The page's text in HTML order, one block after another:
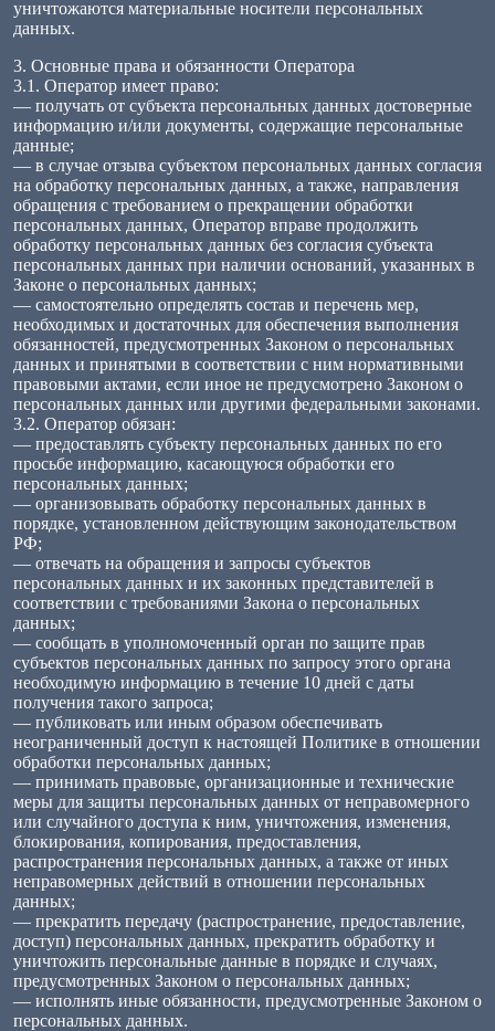
уничтожаются материальные носители персональных
данных.
3. Основные права и обязанности Оператора
3.1. Оператор имеет право:
— получать от субъекта персональных данных достоверные
информацию и/или документы, содержащие персональные
данные;
— в случае отзыва субъектом персональных данных согласия
на обработку персональных данных, а также, направления
обращения с требованием о прекращении обработки
персональных данных, Оператор вправе продолжить
обработку персональных данных без согласия субъекта
персональных данных при наличии оснований, указанных в
Законе о персональных данных;
— самостоятельно определять состав и перечень мер,
необходимых и достаточных для обеспечения выполнения
обязанностей, предусмотренных Законом о персональных
данных и принятыми в соответствии с ним нормативными
правовыми актами, если иное не предусмотрено Законом о
персональных данных или другими федеральными законами.
3.2. Оператор обязан:
— предоставлять субъекту персональных данных по его
просьбе информацию, касающуюся обработки его
персональных данных;
— организовывать обработку персональных данных в
порядке, установленном действующим законодательством
РФ;
— отвечать на обращения и запросы субъектов
персональных данных и их законных представителей в
соответствии с требованиями Закона о персональных
данных;
— сообщать в уполномоченный орган по защите прав
субъектов персональных данных по запросу этого органа
необходимую информацию в течение 10 дней с даты
получения такого запроса;
— публиковать или иным образом обеспечивать
неограниченный доступ к настоящей Политике в отношении
обработки персональных данных;
— принимать правовые, организационные и технические
меры для защиты персональных данных от неправомерного
или случайного доступа к ним, уничтожения, изменения,
блокирования, копирования, предоставления,
распространения персональных данных, а также от иных
неправомерных действий в отношении персональных
данных;
— прекратить передачу (распространение, предоставление,
доступ) персональных данных, прекратить обработку и
уничтожить персональные данные в порядке и случаях,
предусмотренных Законом о персональных данных;
— исполнять иные обязанности, предусмотренные Законом о
персональных данных.